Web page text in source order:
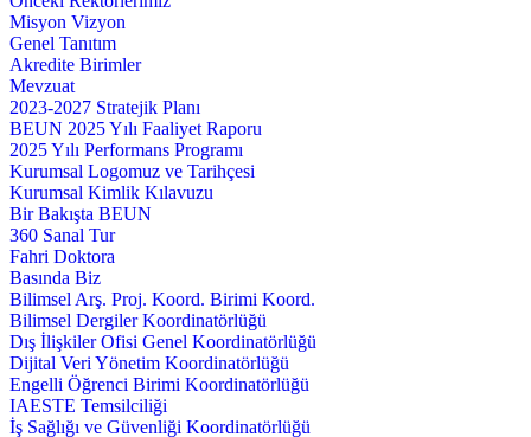
Misyon Vizyon
Genel Tanıtım
Akredite Birimler
Mevzuat
2023-2027 Stratejik Planı
BEUN 2025 Yılı Faaliyet Raporu
2025 Yılı Performans Programı
Kurumsal Logomuz ve Tarihçesi
Kurumsal Kimlik Kılavuzu
Bir Bakışta BEUN
360 Sanal Tur
Fahri Doktora
Basında Biz
Bilimsel Arş. Proj. Koord. Birimi Koord.
Bilimsel Dergiler Koordinatörlüğü
Dış İlişkiler Ofisi Genel Koordinatörlüğü
Dijital Veri Yönetim Koordinatörlüğü
Engelli Öğrenci Birimi Koordinatörlüğü
IAESTE Temsilciliği
İş Sağlığı ve Güvenliği Koordinatörlüğü